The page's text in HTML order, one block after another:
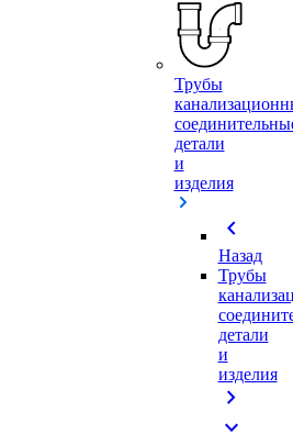
Трубы
детали
и
изделия
chevron_left
Назад
Трубы
детали
и
изделия
chevron_right
expand_more